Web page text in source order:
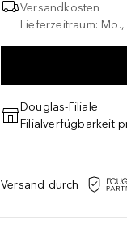
Versandkosten
Lieferzeitraum:
Douglas-Filiale
Filialverfügbarkeit
Versand durch